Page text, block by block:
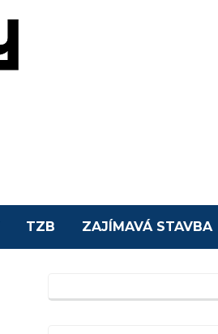
TZB ZAJÍMAVÁ STAVBA